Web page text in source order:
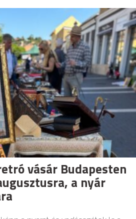
vásár Budapesten
a nyár